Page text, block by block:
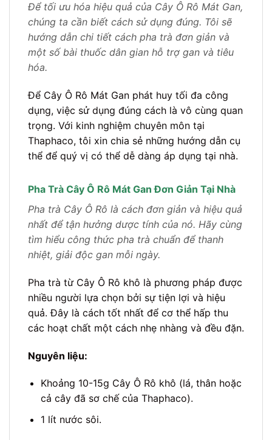
Để tối ưu hóa hiệu quả của Cây Ô Rô Mát Gan,
chúng ta cần biết cách sử dụng đúng. Tôi sẽ
hướng dẫn chi tiết cách pha trà đơn giản và
một số bài thuốc dân gian hỗ trợ gan và tiêu
hóa.
Để Cây Ô Rô Mát Gan phát huy tối đa công
dụng, việc sử dụng đúng cách là vô cùng quan
trọng. Với kinh nghiệm chuyên môn tại
Thaphaco, tôi xin chia sẻ những hướng dẫn cụ
thể để quý vị có thể dễ dàng áp dụng tại nhà.
Pha Trà Cây Ô Rô Mát Gan Đơn Giản Tại Nhà
Pha trà Cây Ô Rô là cách đơn giản và hiệu quả
nhất để tận hưởng dược tính của nó. Hãy cùng
tìm hiểu công thức pha trà chuẩn để thanh
nhiệt, giải độc gan mỗi ngày.
Pha trà từ Cây Ô Rô khô là phương pháp được
nhiều người lựa chọn bởi sự tiện lợi và hiệu
quả. Đây là cách tốt nhất để cơ thể hấp thu
các hoạt chất một cách nhẹ nhàng và đều đặn.
Nguyên liệu:
Khoảng 10-15g Cây Ô Rô khô (lá, thân hoặc
cả cây đã sơ chế của Thaphaco).
1 lít nước sôi.